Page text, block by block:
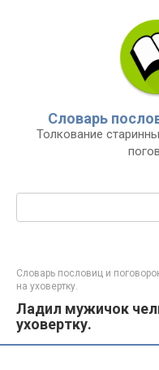
Словарь
Толкование
Словарь пословиц и
на уховертку.
Ладил мужичок
уховертку.